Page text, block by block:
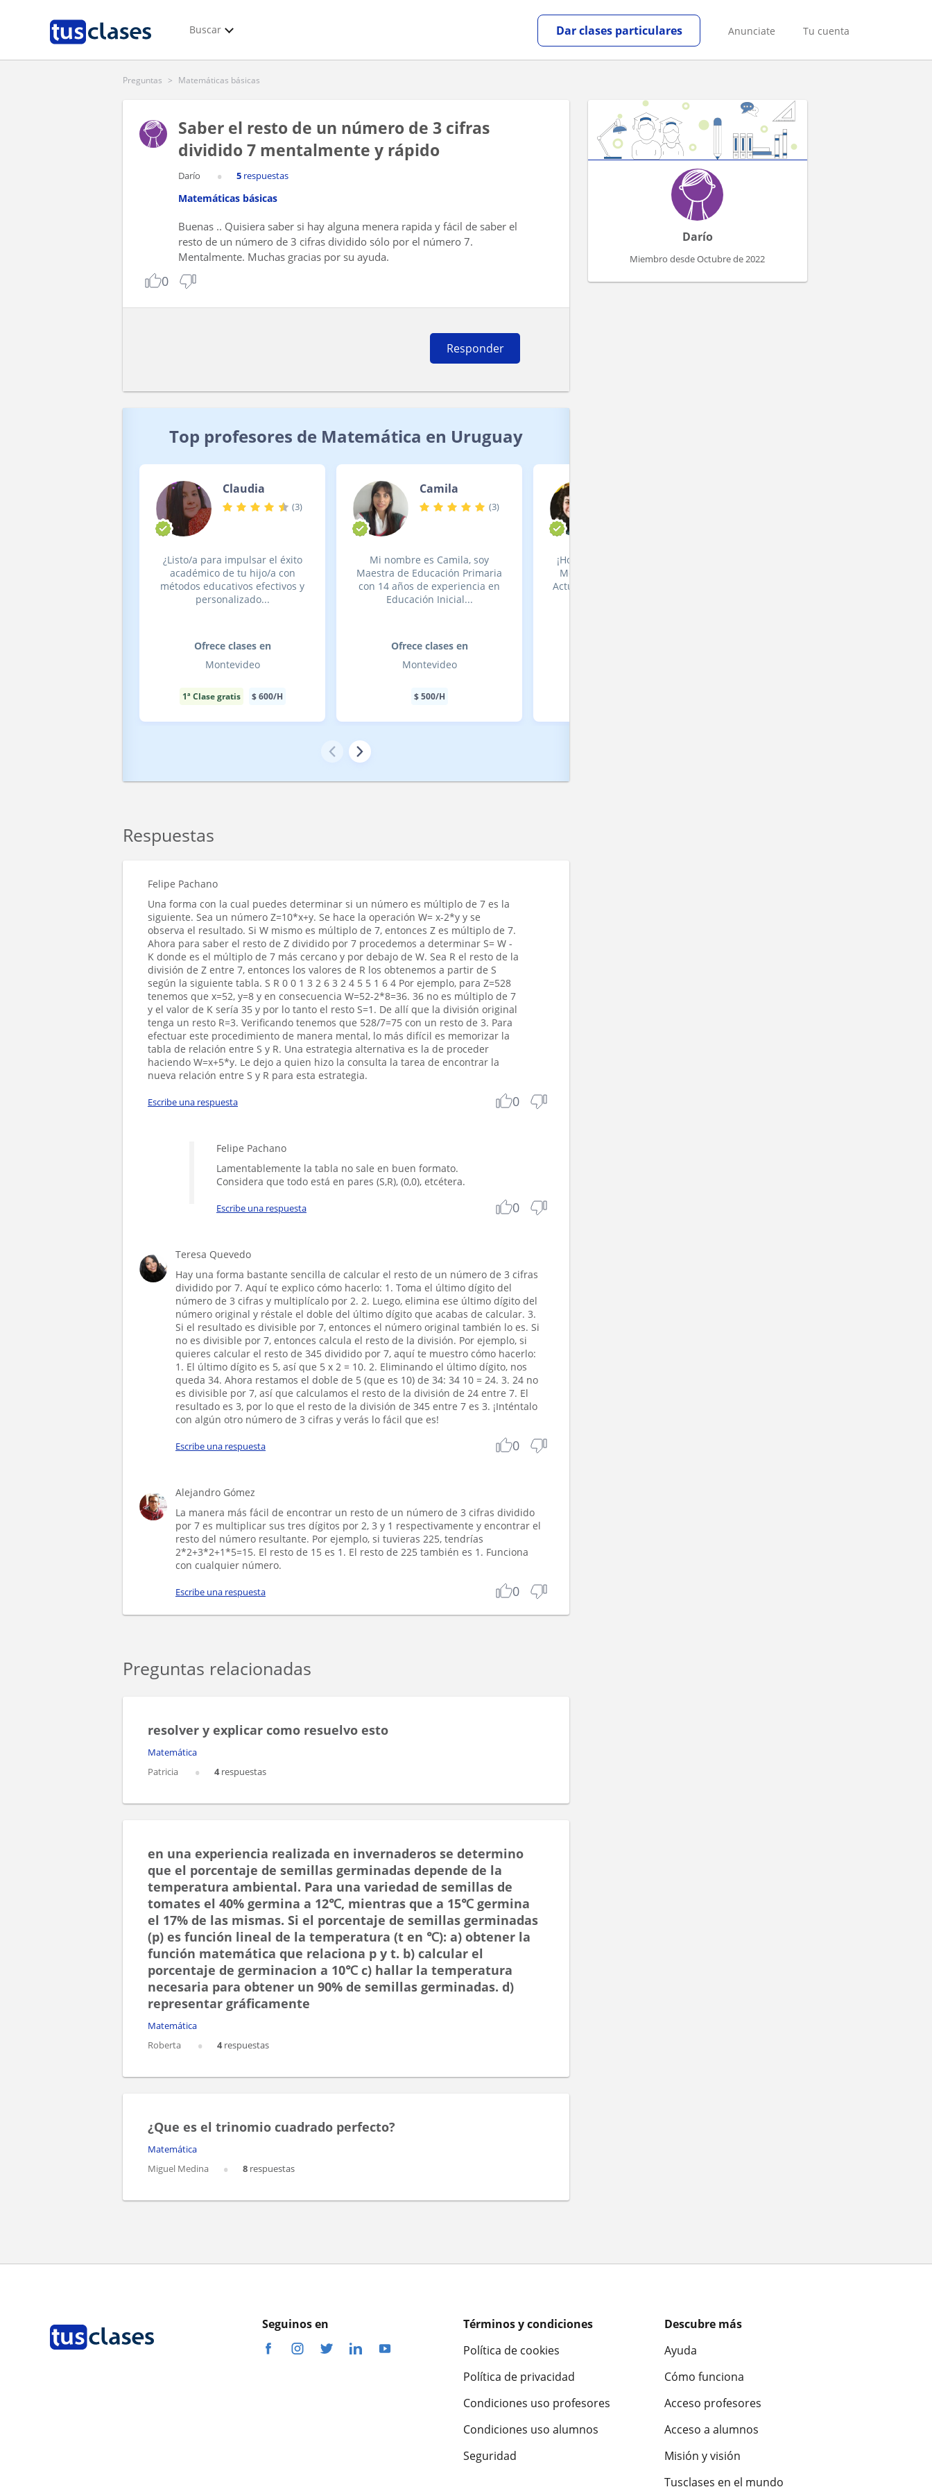
Buscar Anunciate Tu cuenta
Dar clases particulares
Preguntas > Matemáticas básicas
Saber el resto de un número de 3 cifras
dividido 7 mentalmente y rápido
Darío 5 respuestas
Matemáticas básicas
Buenas .. Quisiera saber si hay alguna menera rapida y fácil de saber el
resto de un número de 3 cifras dividido sólo por el número 7.
Mentalmente. Muchas gracias por su ayuda.
0
Responder
Top profesores de Matemática en Uruguay
Claudia
(3)
¿Listo/a para impulsar el éxito
académico de tu hijo/a con
métodos educativos efectivos y
personalizado...
Ofrece clases en
Montevideo
1ª Clase gratis $600/H
Camila
(3)
Mi nombre es Camila, soy
Maestra de Educación Primaria
con 14 años de experiencia en
Educación Inicial...
Ofrece clases en
Montevideo
$500/H
¡Hola! Me llamo Paula, nací en
Montevideo y tengo 30 años.
Actualmente vivo en Ciudad del
Respuestas
Felipe Pachano
Una forma con la cual puedes determinar si un número es múltiplo de 7 es la
siguiente. Sea un número Z=10*x+y. Se hace la operación W= x-2*y y se
observa el resultado. Si W mismo es múltiplo de 7, entonces Z es múltiplo de 7.
Ahora para saber el resto de Z dividido por 7 procedemos a determinar S= W -
K donde es el múltiplo de 7 más cercano y por debajo de W. Sea R el resto de la
división de Z entre 7, entonces los valores de R los obtenemos a partir de S
según la siguiente tabla. S R 0 0 1 3 2 6 3 2 4 5 5 1 6 4 Por ejemplo, para Z=528
tenemos que x=52, y=8 y en consecuencia W=52-2*8=36. 36 no es múltiplo de 7
y el valor de K sería 35 y por lo tanto el resto S=1. De allí que la división original
tenga un resto R=3. Verificando tenemos que 528/7=75 con un resto de 3. Para
efectuar este procedimiento de manera mental, lo más difícil es memorizar la
tabla de relación entre S y R. Una estrategia alternativa es la de proceder
haciendo W=x+5*y. Le dejo a quien hizo la consulta la tarea de encontrar la
nueva relación entre S y R para esta estrategia.
Escribe una respuesta 0
Felipe Pachano
Lamentablemente la tabla no sale en buen formato.
Considera que todo está en pares (S,R), (0,0), etcétera.
Escribe una respuesta 0
Teresa Quevedo
Hay una forma bastante sencilla de calcular el resto de un número de 3 cifras
dividido por 7. Aquí te explico cómo hacerlo: 1. Toma el último dígito del
número de 3 cifras y multiplícalo por 2. 2. Luego, elimina ese último dígito del
número original y réstale el doble del último dígito que acabas de calcular. 3.
Si el resultado es divisible por 7, entonces el número original también lo es. Si
no es divisible por 7, entonces calcula el resto de la división. Por ejemplo, si
quieres calcular el resto de 345 dividido por 7, aquí te muestro cómo hacerlo:
1. El último dígito es 5, así que 5 x 2 = 10. 2. Eliminando el último dígito, nos
queda 34. Ahora restamos el doble de 5 (que es 10) de 34: 34 10 = 24. 3. 24 no
es divisible por 7, así que calculamos el resto de la división de 24 entre 7. El
resultado es 3, por lo que el resto de la división de 345 entre 7 es 3. ¡Inténtalo
con algún otro número de 3 cifras y verás lo fácil que es!
Escribe una respuesta 0
Alejandro Gómez
La manera más fácil de encontrar un resto de un número de 3 cifras dividido
por 7 es multiplicar sus tres dígitos por 2, 3 y 1 respectivamente y encontrar el
resto del número resultante. Por ejemplo, si tuvieras 225, tendrías
2*2+3*2+1*5=15. El resto de 15 es 1. El resto de 225 también es 1. Funciona
con cualquier número.
Escribe una respuesta 0
Preguntas relacionadas
resolver y explicar como resuelvo esto
Matemática
Patricia
4respuestas
en una experiencia realizada en invernaderos se determino
que el porcentaje de semillas germinadas depende de la
temperatura ambiental. Para una variedad de semillas de
tomates el 40% germina a 12℃, mientras que a 15℃ germina
el 17% de las mismas. Si el porcentaje de semillas germinadas
(p) es función lineal de la temperatura (t en ℃): a) obtener la
función matemática que relaciona p y t. b) calcular el
porcentaje de germinacion a 10℃ c) hallar la temperatura
necesaria para obtener un 90% de semillas germinadas. d)
representar gráficamente
Matemática
Roberta
4respuestas
¿Que es el trinomio cuadrado perfecto?
Matemática
Miguel Medina
8 respuestas
Darío
Miembro desde Octubre de 2022
Seguinos en
Términos y condiciones
Política de cookies
Política de privacidad
Condiciones uso profesores
Condiciones uso alumnos
Seguridad
Descubre más
Ayuda
Cómo funciona
Acceso profesores
Acceso a alumnos
Misión y visión
Tusclases en el mundo